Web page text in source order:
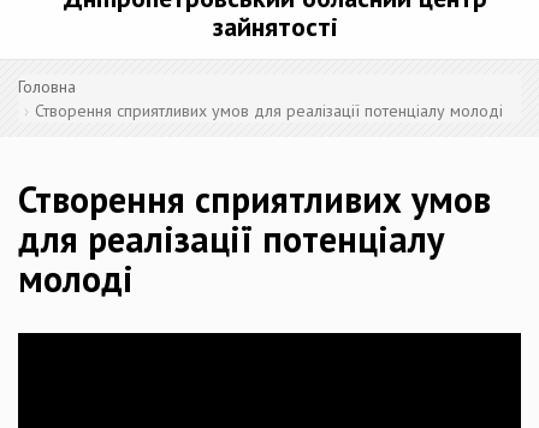
зайнятості
Головна
Створення сприятливих умов для реалізації потенціалу молоді
Створення сприятливих умов
для реалізації потенціалу
молоді